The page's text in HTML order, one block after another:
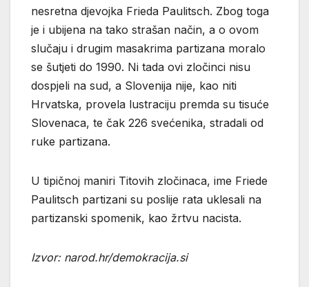
nesretna djevojka Frieda Paulitsch. Zbog toga
je i ubijena na tako strašan način, a o ovom
slučaju i drugim masakrima partizana moralo
se šutjeti do 1990. Ni tada ovi zločinci nisu
dospjeli na sud, a Slovenija nije, kao niti
Hrvatska, provela lustraciju premda su tisuće
Slovenaca, te čak 226 svećenika, stradali od
ruke partizana.
U tipičnoj maniri Titovih zločinaca, ime Friede
Paulitsch partizani su poslije rata uklesali na
partizanski spomenik, kao žrtvu nacista.
Izvor: narod.hr/demokracija.si